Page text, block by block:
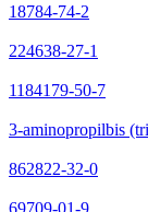
18784-74-2
224638-27-1
1184179-50-7
3-aminopropilbis
862822-32-0
69709-01-9